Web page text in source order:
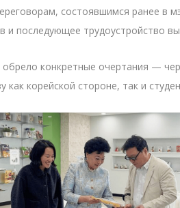
состоявшимся ранее в
и последующее трудоустройство
конкретные очертания —
корейской стороне, так и